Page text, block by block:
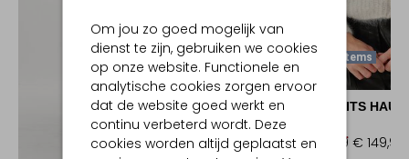
Om jou zo goed mogelijk van
dienst te zijn, gebruiken we cookies
op onze website. Functionele en
analytische cookies zorgen ervoor
dat de website goed werkt en
continu verbeterd wordt. Deze
cookies worden altijd geplaatst en
Ontdek de look
Laatste Items
DES PETITS
€ 249,99 € 149,99